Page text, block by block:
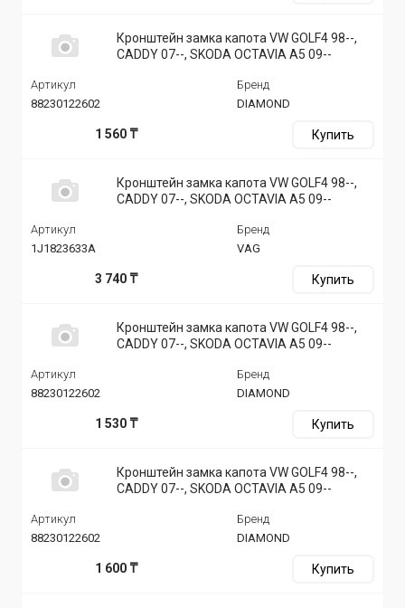
Кронштейн замка капота VW GOLF4 98--,
CADDY 07--, SKODA OCTAVIA A5 09--
Артикул
88230122602
Бренд
DIAMOND
1 560 ₸ Купить
Кронштейн замка капота VW GOLF4 98--,
CADDY 07--, SKODA OCTAVIA A5 09--
Артикул
1J1823633A
Бренд
VAG
3 740 ₸ Купить
Кронштейн замка капота VW GOLF4 98--,
CADDY 07--, SKODA OCTAVIA A5 09--
Артикул
88230122602
Бренд
DIAMOND
1 530 ₸ Купить
Кронштейн замка капота VW GOLF4 98--,
CADDY 07--, SKODA OCTAVIA A5 09--
Артикул
88230122602
Бренд
DIAMOND
1 600 ₸ Купить